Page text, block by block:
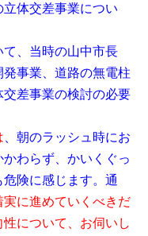
体交差事業につい
、当時の山中市長
事業、道路の無電柱
差事業の検討の必要
、朝のラッシュ時にお
わらず、かいくぐっ
険に感じます。通
実に進めていくべきだ
について、お伺いし